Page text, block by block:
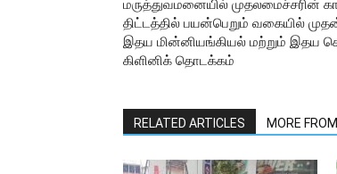
மருத்துவமனையில் முதலமைச்சரின்
திட்டத்தில் பயன்பெறும் வகையில்
இதய மின்னியங்கியல் மற்றும் இதய
கிளினிக் தொடக்கம்
RELATED ARTICLES MORE